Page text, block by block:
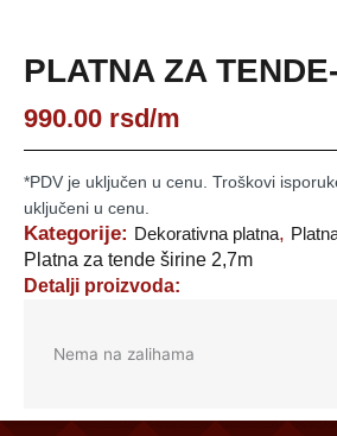
PLATNA ZA
990.00 rsd/m
*PDV je uključen u cenu. Troškovi
uključeni u cenu.
Kategorije: Dekorativna platna,
Platna za tende širine 2,7m
Detalji proizvoda:
Nema na zalihama